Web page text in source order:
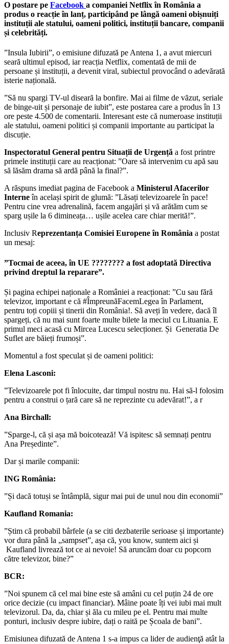
O postare pe Facebook a companiei Netflix în România a
produs o reacție în lanț, participând pe lângă oameni obișnuiți
instituții ale statului, oameni politici, instituții bancare, companii
și celebrități.
”Insula Iubirii”, o emisiune difuzată pe Antena 1, a avut miercuri
seară ultimul episod, iar reacția Netflix, comentată de mii de
persoane și instituții, a devenit viral, subiectul provocând o adevărată
isterie națională.
”Să nu spargi TV-ul diseară la bonfire. Mai ai filme de văzut, seriale
de binge-uit și personaje de iubit”, este postarea care a produs în 13
ore peste 4.500 de comentarii. Interesant este că numeroase instituții
ale statului, oameni politici și companii importante au participat la
discuție.
Inspectoratul General pentru Situații de Urgență a fost printre
primele instituții care au reacționat: ”Oare să intervenim cu apă sau
să lăsăm drama să ardă până la final?”.
A răspuns imediat pagina de Facebook a Ministerul Afacerilor
Interneîn același spirit de glumă: ”Lăsați televizoarele în pace!
Pentru cine vrea adrenalină, facem angajări și vă arătăm cum se
sparg ușile la 6 dimineața… ușile acelea care chiar merită!”.
Inclusiv Reprezentanța Comisiei Europene în România a postat
un mesaj:
”Tocmai de aceea, în UE ???????? a fost adoptată Directiva
privind dreptul la reparare”.
Și pagina echipei naționale a României a reacționat: ”Cu sau fără
televizor, important e că #ÎmpreunăFacemLegea în Parlament,
pentru toți copiii și tinerii din România!. Să aveți în vedere, dacă îl
spargeți, că nu mai sunt foarte multe bilete la meciul cu Lituania. E
primul meci acasă cu Mircea Lucescu selecționer. Și Generatia De
Suflet are băieți frumoși”.
Momentul a fost speculat și de oameni politici:
Elena Lasconi:
”Televizoarele pot fi înlocuite, dar timpul nostru nu. Hai să-l folosim
pentru a construi o țară care să ne reprezinte cu adevărat!”, a r
Ana Birchall:
”Sparge-l, că și așa mă boicotează! Vă ispitesc să semnați pentru
Ana Președinte”.
Dar și marile companii:
ING România:
”Și dacă totuși se întâmplă, sigur mai pui de unul nou din economii”
Kaufland Romania:
”Știm că probabil bârfele (a se citi dezbaterile serioase și importante)
vor dura până la „sampset”, așa că, you know, suntem aici și
Kaufland livrează tot ce ai nevoie! Să aruncăm doar cu popcorn
către televizor, bine?”
BCR:
”Noi spunem că cel mai bine este să amâni cu cel puțin 24 de ore
orice decizie (cu impact financiar). Mâine poate îți vei iubi mai mult
televizorul. Da, da, chiar și ăla cu mileu pe el. Pentru mai multe
ponturi, inclusiv despre iubire, dați o raită pe Școala de bani”.
Emisiunea difuzată de Antena 1 s-a impus ca lider de audienţă atât la